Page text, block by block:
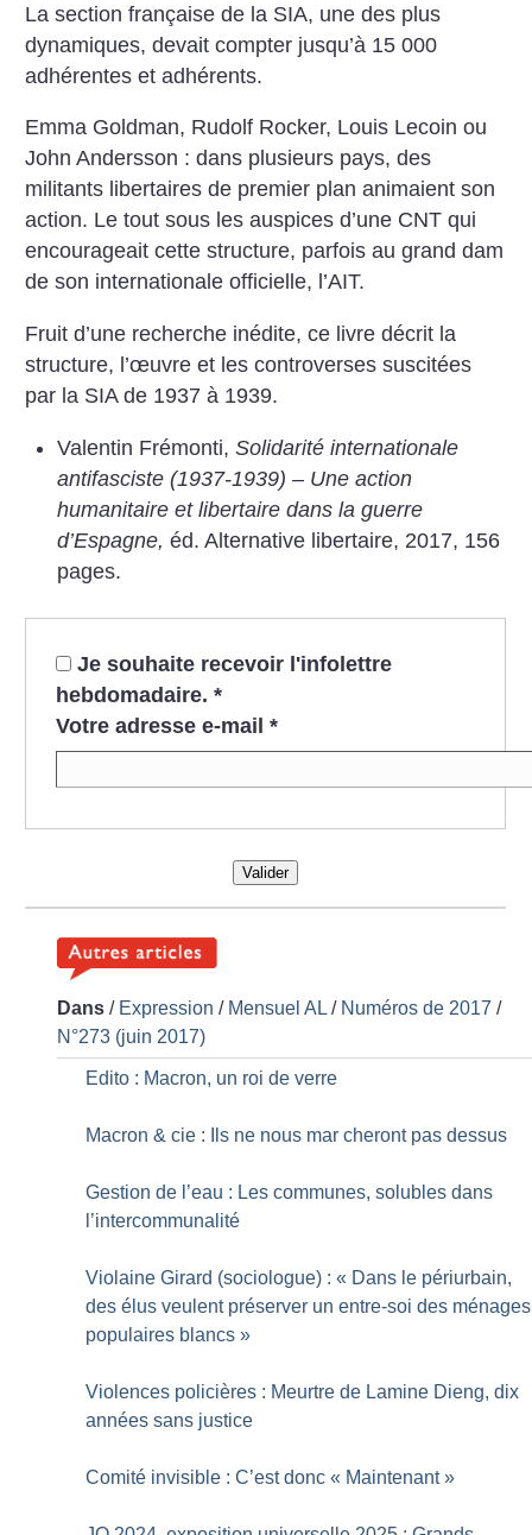
La section française de la SIA, une des plus
dynamiques, devait compter jusqu’à 15 000
adhérentes et adhérents.
Emma Goldman, Rudolf Rocker, Louis Lecoin ou
John Andersson : dans plusieurs pays, des
militants libertaires de premier plan animaient son
action. Le tout sous les auspices d’une CNT qui
encourageait cette structure, parfois au grand dam
de son internationale officielle, l’AIT.
Fruit d’une recherche inédite, ce livre décrit la
structure, l’œuvre et les controverses suscitées
par la SIA de 1937 à 1939.
Valentin Frémonti, Solidarité internationale
antifasciste (1937-1939) – Une action
humanitaire et libertaire dans la guerre
d’Espagne, éd. Alternative libertaire, 2017, 156
pages.
Je souhaite recevoir l'infolettre
hebdomadaire. *
Votre adresse e-mail *
Valider
Dans / Expression / Mensuel AL / Numéros de 2017 /
N°273 (juin 2017)
Edito : Macron, un roi de verre
Macron & cie : Ils ne nous mar cheront pas dessus
Gestion de l’eau : Les communes, solubles dans
l’intercommunalité
Violaine Girard (sociologue) : « Dans le périurbain,
des élus veulent préserver un entre-soi des ménages
populaires blancs »
Violences policières : Meurtre de Lamine Dieng, dix
années sans justice
Comité invisible : C’est donc « Maintenant »